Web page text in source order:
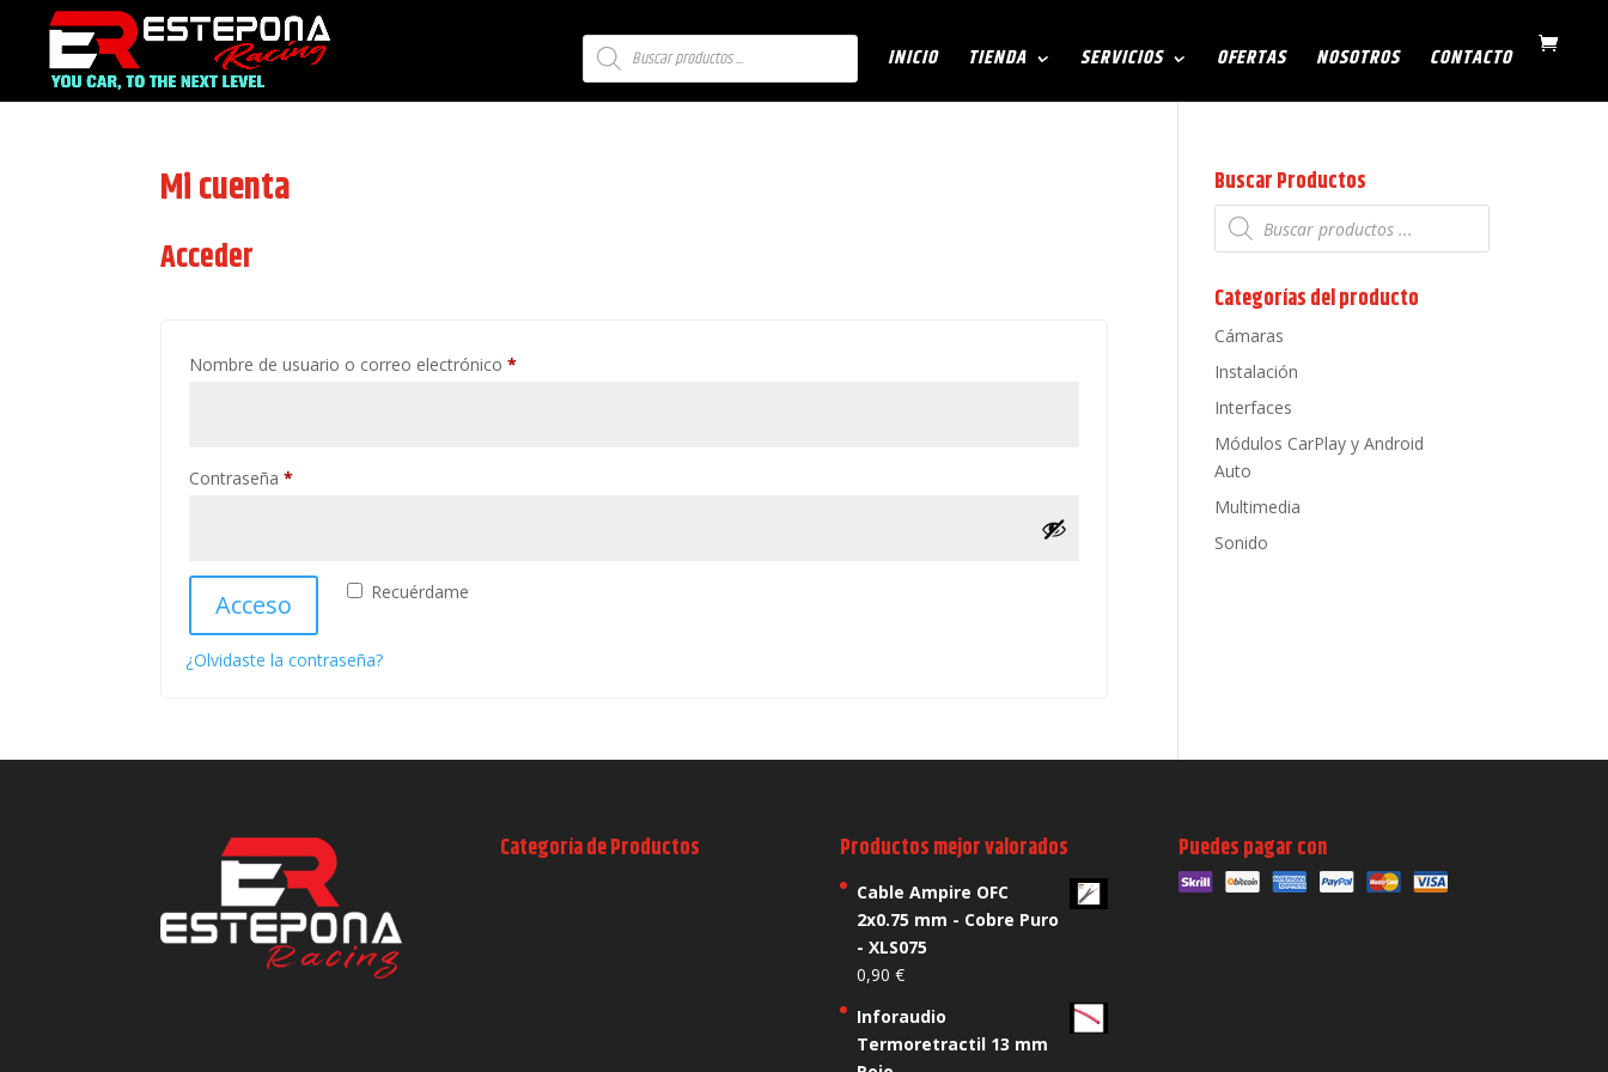
Búsqueda
de
productos
INICIO TIENDA SERVICIOS OFERTAS NOSOTROS CONTACTO
Mi cuenta
Acceder
Nombre de usuario o correo electrónico*
Contraseña*
Recuérdame
Acceso
¿Olvidaste la contraseña?
Buscar Productos
Búsqueda
de
productos
Categorías del producto
Cámaras
Instalación
Interfaces
Módulos CarPlay y Android
Auto
Multimedia
Sonido
Categoría de Productos Productos mejor valorados
Cable Ampire OFC
2x0.75 mm - Cobre Puro
- XLS075
0,90 €
Inforaudio
Termoretractil 13 mm
Puedes pagar con